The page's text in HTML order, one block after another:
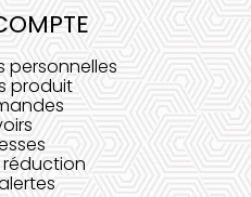
personnelles
produit
réduction